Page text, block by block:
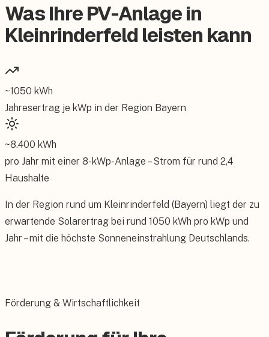
Was Ihre PV-Anlage in
Kleinrinderfeld leisten kann
~1050 kWh
Jahresertrag je kWp in der Region Bayern
~8.400 kWh
pro Jahr mit einer 8-kWp-Anlage – Strom für rund 2,4
Haushalte
In der Region rund um Kleinrinderfeld (Bayern) liegt der zu
erwartende Solarertrag bei rund 1050 kWh pro kWp und
Jahr – mit die höchste Sonneneinstrahlung Deutschlands.
Förderung & Wirtschaftlichkeit